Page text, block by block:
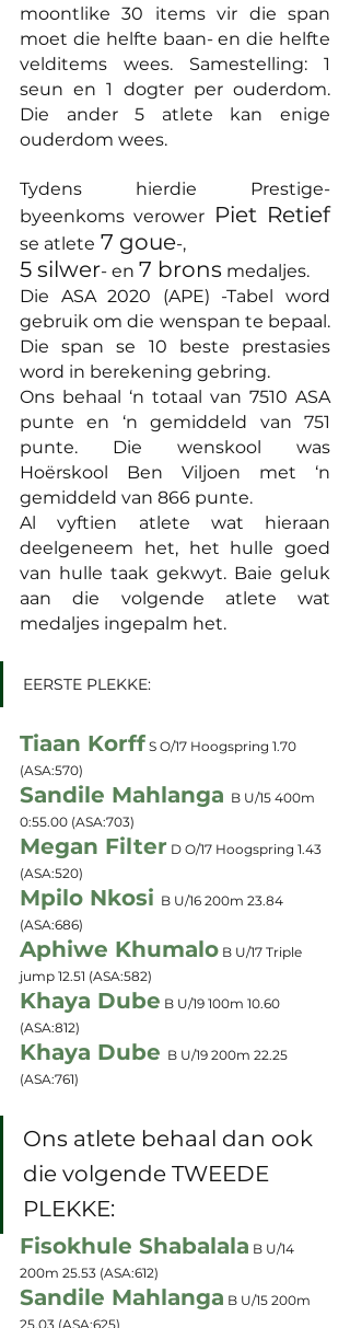
moontlike 30 items vir die span
moet die helfte baan- en die helfte
velditems wees. Samestelling: 1
seun en 1 dogter per ouderdom.
Die ander 5 atlete kan enige
ouderdom wees.
Tydens hierdie Prestige-
byeenkoms verower Piet Retief
se atlete 7 goue-,
5 silwer- en 7 brons medaljes.
Die ASA 2020 (APE) -Tabel word
gebruik om die wenspan te bepaal.
Die span se 10 beste prestasies
word in berekening gebring.
Ons behaal ‘n totaal van 7510 ASA
punte en ‘n gemiddeld van 751
punte. Die wenskool was
Hoërskool Ben Viljoen met ‘n
gemiddeld van 866 punte.
Al vyftien atlete wat hieraan
deelgeneem het, het hulle goed
van hulle taak gekwyt. Baie geluk
aan die volgende atlete wat
medaljes ingepalm het.
EERSTE PLEKKE:
Tiaan Korff S O/17 Hoogspring 1.70
(ASA:570)
Sandile Mahlanga B U/15 400m
0:55.00 (ASA:703)
Megan Filter D O/17 Hoogspring 1.43
(ASA:520)
Mpilo Nkosi B U/16 200m 23.84
(ASA:686)
Aphiwe Khumalo B U/17 Triple
jump 12.51 (ASA:582)
Khaya Dube B U/19 100m 10.60
(ASA:812)
Khaya Dube B U/19 200m 22.25
(ASA:761)
Ons atlete behaal dan ook
die volgende TWEEDE
PLEKKE:
Fisokhule Shabalala B U/14
200m 25.53 (ASA:612)
Sandile Mahlanga B U/15 200m
25.03 (ASA:625)